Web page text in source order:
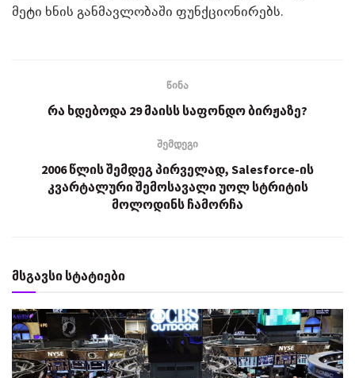
მეტი ხნის განმავლობაში ფუნქციონირებს.
წინა
რა ხდებოდა 29 მაისს საფონდო ბირჟაზე?
შემდეგი
2006 წლის შემდეგ პირველად, Salesforce-ის
კვარტალური შემოსავალი უოლ სტრიტის
მოლოდინს ჩამორჩა
მსგავსი სტატიები